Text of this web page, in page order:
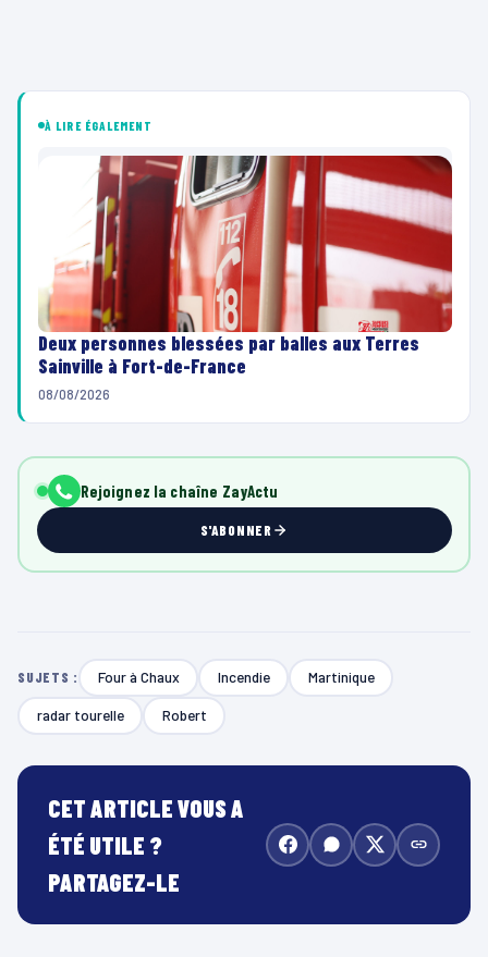
À LIRE ÉGALEMENT
Deux personnes blessées par balles aux Terres
Sainville à Fort-de-France
08/08/2026
Rejoignez la chaîne ZayActu
S'ABONNER
SUJETS : Four à Chaux Incendie Martinique
radar tourelle Robert
CET ARTICLE VOUS A
ÉTÉ UTILE ?
PARTAGEZ-LE